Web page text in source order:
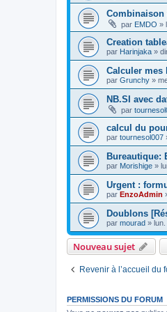
Combinaison
par EMDO »
Creation
par Harinjaka »
Calculer mes
par Grunchy »
NB.SI avec
par
calcul du
par tournesol007
Bureautique:
par Morishige »
Urgent :
par EnzoAdmin
Doublons
par mourad »
Nouveau sujet
Revenir à l’accueil du
PERMISSIONS DU FORUM